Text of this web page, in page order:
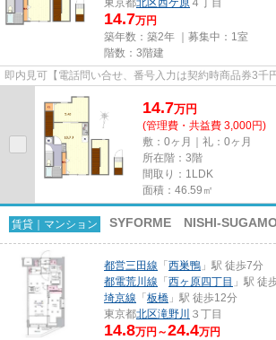
東京都北区 西ケ原 ４丁目
14.7万円
築年数：築2年 ｜募集中： 1室
階数：3階建
即内見可【電話問い合せ、番号入力は契約時商品券3千
14.7万円
(管理費・共益費 3,000円)
敷：0ヶ月｜礼：0ヶ月
所在階：3階
間取り：1LDK
面積：46.59㎡
賃貸｜マンション SYFORME NISHI-
都営三田線 「 西巣鴨 」駅 徒歩7分
都電荒川線 「 西ヶ原四丁目 」駅 徒
埼京線 「 板橋 」駅 徒歩12分
東京都北区滝野川 ３丁目
14.8万円～24.4万円